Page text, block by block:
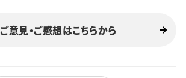
ご意見・ご感想はこちらから